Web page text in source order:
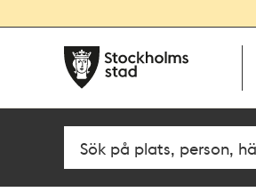
navigationen
huvudinnehållet
Fritextsök